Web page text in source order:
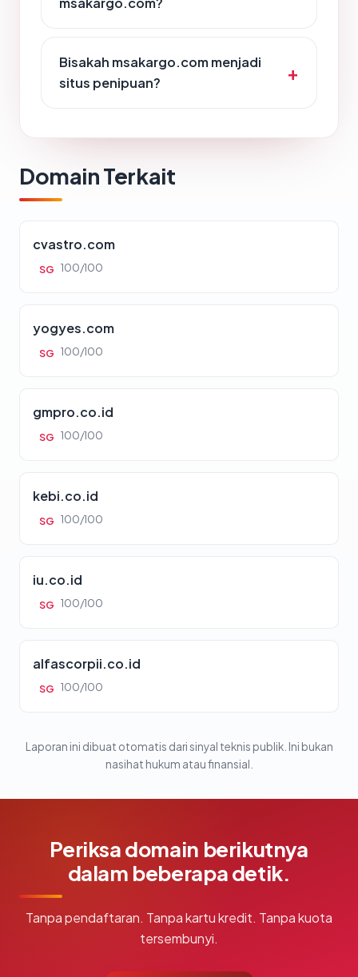
Bisakah msakargo.com menjadi
situs penipuan?
Domain Terkait
cvastro.com
SG 100/100
yogyes.com
SG 100/100
gmpro.co.id
SG 100/100
kebi.co.id
SG 100/100
iu.co.id
SG 100/100
alfascorpii.co.id
SG 100/100
Laporan ini dibuat otomatis dari sinyal teknis publik. Ini bukan
nasihat hukum atau finansial.
Periksa domain berikutnya
dalam beberapa detik.
Tanpa pendaftaran. Tanpa kartu kredit. Tanpa kuota
tersembunyi.